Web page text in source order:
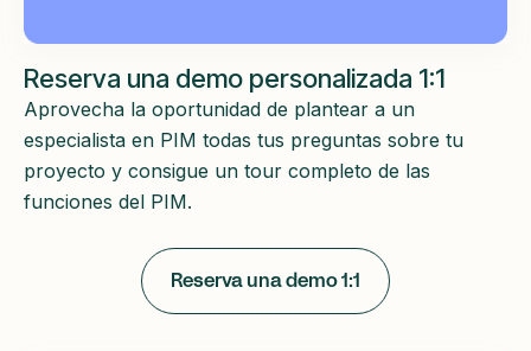
Reserva una demo personalizada 1:1
Aprovecha la oportunidad de plantear a un
especialista en PIM todas tus preguntas sobre tu
proyecto y consigue un tour completo de las
funciones del PIM.
Reserva una demo 1:1